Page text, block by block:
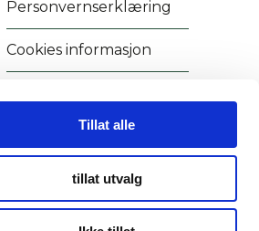
Tillat alle
tillat utvalg
Personvernserklæring
Cookies informasjon